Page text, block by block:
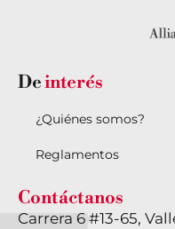
Deinterés
¿Quiénes somos?
Reglamentos
Contáctanos
Carrera 6 #13-65,